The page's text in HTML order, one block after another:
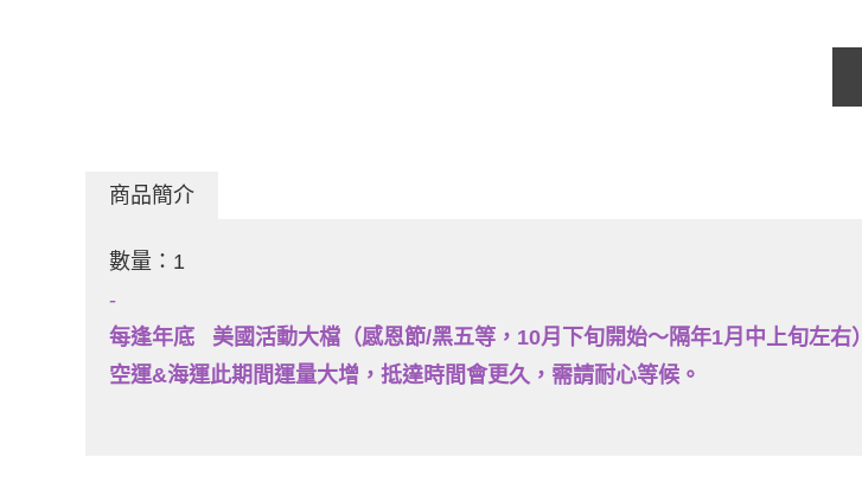
商品簡介
數量：1
-
每逢年底
美國活動大檔（感恩節/黑五等，10月下旬開始～隔年1月中上旬左右）
空運&海運此期間運量大增，抵達時間會更久，需請耐心等候。